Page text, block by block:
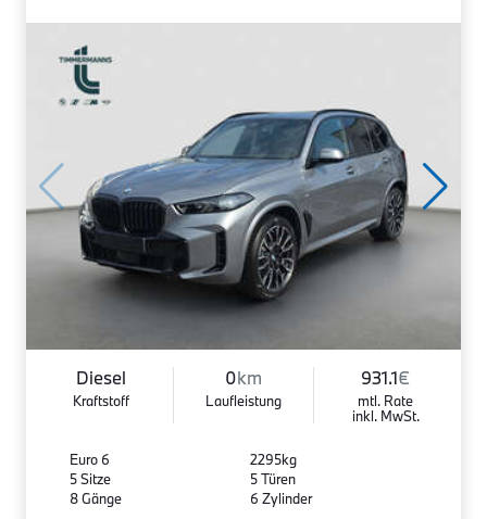
Diesel
Kraftstoff
0km
Laufleistung
931.1€
mtl. Rate
inkl. MwSt.
Euro 6
5 Sitze
8 Gänge
2295kg
5 Türen
6 Zylinder